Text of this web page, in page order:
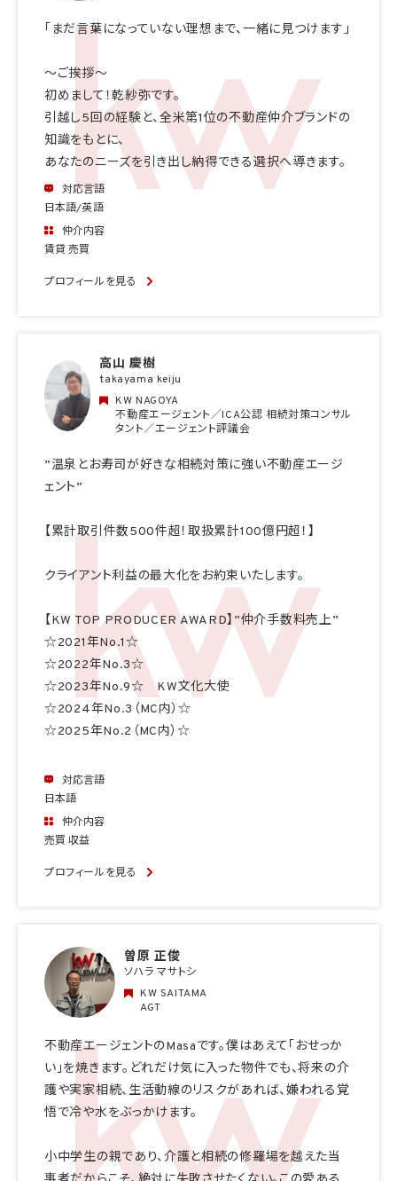
「まだ言葉になっていない理想まで、一緒に見つけます」
〜ご挨拶〜
初めまして！乾紗弥です。
引越し5回の経験と、全米第1位の不動産仲介ブランドの
知識をもとに、
あなたのニーズを引き出し納得できる選択へ導きます。
対応言語
日本語/英語
仲介内容
賃貸 売買
プロフィールを見る
高山 慶樹
takayama keiju
KW NAGOYA
不動産エージェント／ICA公認 相続対策コンサル
タント／エージェント評議会
”温泉とお寿司が好きな相続対策に強い不動産エージ
ェント”
【累計取引件数500件超！取扱累計100億円超！】
クライアント利益の最大化をお約束いたします。
【KW TOP PRODUCER AWARD】”仲介手数料売上”
☆2021年No.1☆
☆2022年No.3☆
☆2023年No.9☆ KW文化大使
☆2024年No.3（MC内）☆
☆2025年No.2（MC内）☆
対応言語
日本語
仲介内容
売買 収益
プロフィールを見る
曽原 正俊
ソハラ マサトシ
KW SAITAMA
AGT
不動産エージェントのMasaです。僕はあえて「おせっか
い」を焼きます。どれだけ気に入った物件でも、将来の介
護や実家相続、生活動線のリスクがあれば、嫌われる覚
悟で冷や水をぶっかけます。
小中学生の親であり、介護と相続の修羅場を越えた当